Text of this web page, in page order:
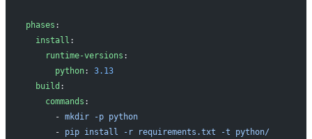
phases :
  install
:
    runtime-versions
:
      python
: 3.13
  build
:
    commands
:
      -
mkdir -p python
      -
pip install -r requirements.txt -t python/